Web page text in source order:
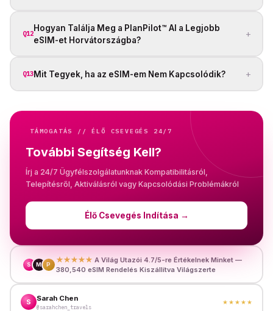
Q12
Hogyan Találja Meg a PlanPilot™ AI a Legjobb
eSIM-et Horvátországba?
+
Q13Mit Tegyek, ha az eSIM-em Nem Kapcsolódik? +
TÁMOGATÁS // ÉLŐ CSEVEGÉS 24/7
További Segítség Kell?
Írj a 24/7 Ügyfélszolgálatunknak Kompatibilitásról,
Telepítésről, Aktiválásról vagy Kapcsolódási Problémákról
Élő Csevegés Indítása →
S M P
★★★★★ A Világ Utazói 4.7/5-re Értékelnek Minket —
380,540 eSIM Rendelés Kiszállítva Világszerte
S Sarah Chen
@sarahchen_travels
★★★★★